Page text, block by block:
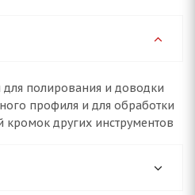
для полирования и доводки
профиля и для обработки
кромок других инструментов